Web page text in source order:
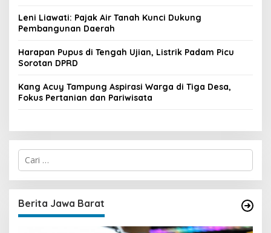
Leni Liawati: Pajak Air Tanah Kunci Dukung
Pembangunan Daerah
Harapan Pupus di Tengah Ujian, Listrik Padam Picu
Sorotan DPRD
Kang Acuy Tampung Aspirasi Warga di Tiga Desa,
Fokus Pertanian dan Pariwisata
C
i
u
n
t
Berita Jawa Barat